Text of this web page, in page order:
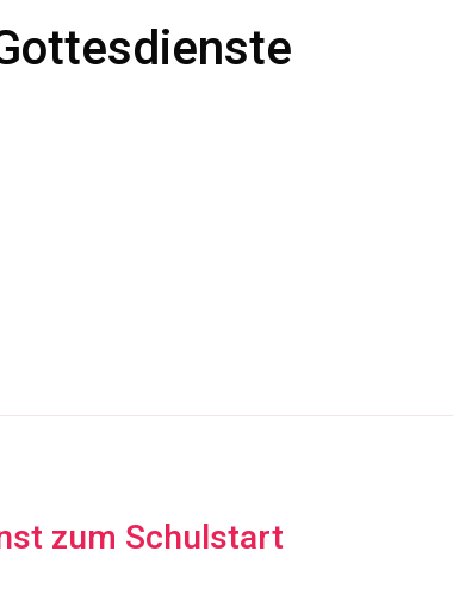
zum Schulstart